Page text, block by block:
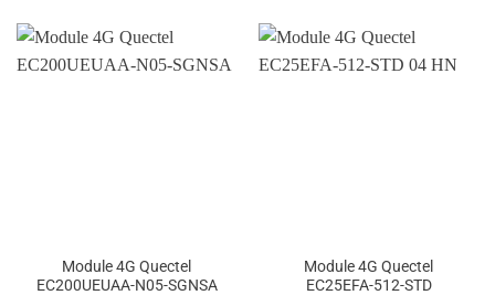
Module 4G Quectel
EC200UEUAA-N05-SGNSA
Module 4G Quectel
EC25EFA-512-STD